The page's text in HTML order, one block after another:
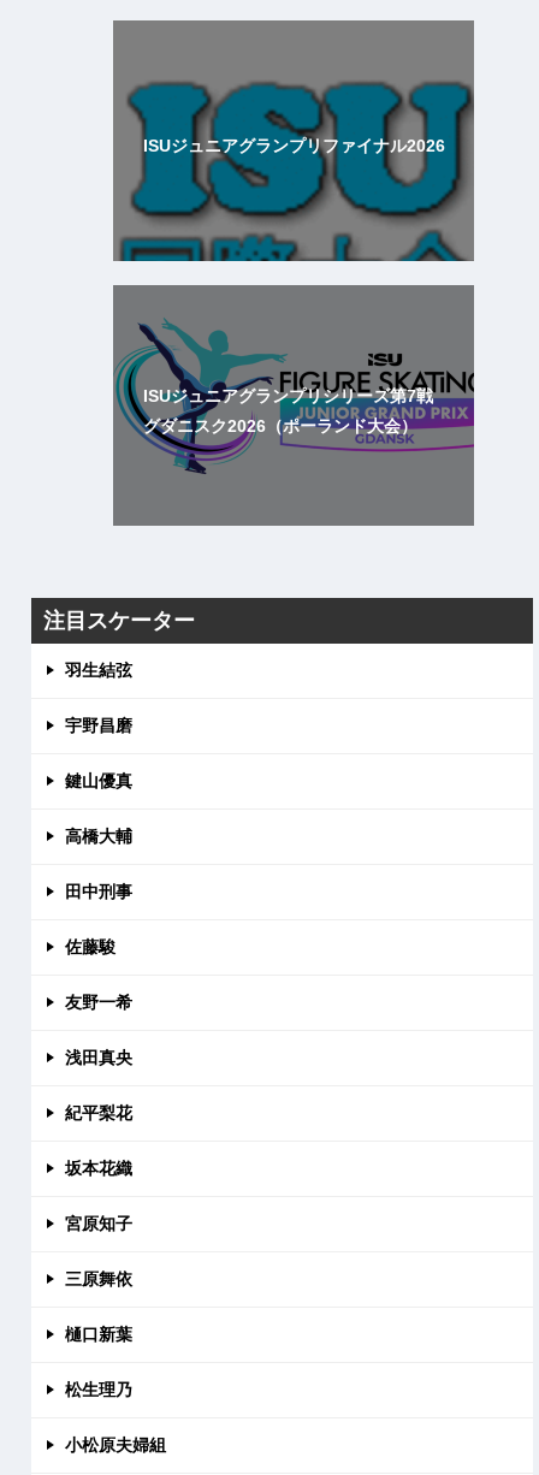
ISUジュニアグランプリファイナル2026
ISUジュニアグランプリシリーズ第7戦
グダニスク2026（ポーランド大会）
注目スケーター
羽生結弦
宇野昌磨
鍵山優真
高橋大輔
田中刑事
佐藤駿
友野一希
浅田真央
紀平梨花
坂本花織
宮原知子
三原舞依
樋口新葉
松生理乃
小松原夫婦組